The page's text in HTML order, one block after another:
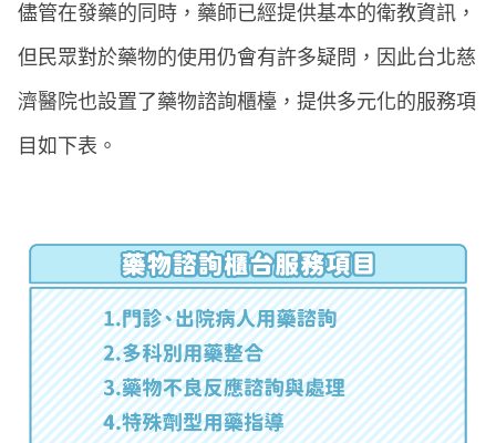
儘管在發藥的同時，藥師已經提供基本的衛教資訊，
但民眾對於藥物的使用仍會有許多疑問，因此台北慈
濟醫院也設置了藥物諮詢櫃檯，提供多元化的服務項
目如下表。